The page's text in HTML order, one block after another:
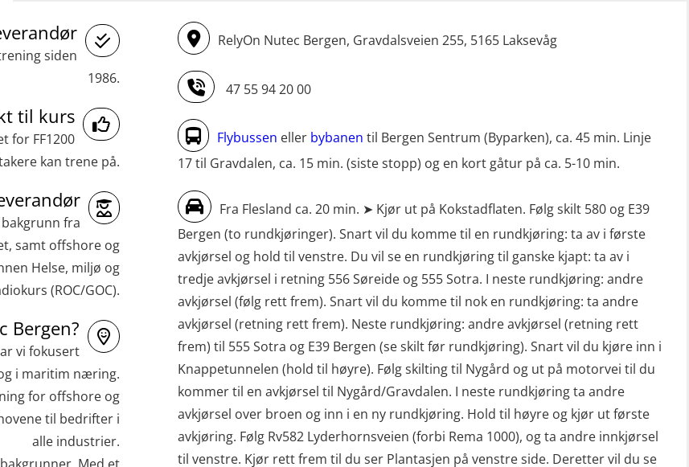
(MBSBLE024)
STCW Oppdatering videregående
sikkerhetskurs for offiserer og
Medisinsk behandling – Kombi
(MBSBLE021)
STCW kombi oppdatering offiserer og
med.behandling (MBS134)
STCW Kombi Oppdatering Offiserer og
Medisinsk Behandling med Webinar
(MBS1341)
STCW Oppdatering for offiserer 24 t
(MBS114)
STCW Medisinsk førstehjelp (MFA1081)
STCW Medisinsk førstehjelp
oppdatering (MBSBLE025)
STCW Oppdatering Medisinsk
siden
1986.
til kurs
for FF1200
kan trene på.
fra
samt offshore og
Helse, miljø og
(ROC/GOC).
Bergen?
vi fokusert
i maritim næring.
for offshore og
til bedrifter i
alle industrier.
RelyOn Nutec Bergen, Gravdalsveien 255, 5165 Laksevåg
47 55 94 20 00
Flybussen eller bybanen til Bergen Sentrum (Byparken), ca. 45 min. Linje
17 til Gravdalen, ca. 15 min. (siste stopp) og en kort gåtur på ca. 5-10 min.
Fra Flesland ca. 20 min. ➤ Kjør ut på Kokstadflaten. Følg skilt 580 og E39
Bergen (to rundkjøringer). Snart vil du komme til en rundkjøring: ta av i første
avkjørsel og hold til venstre. Du vil se en rundkjøring til ganske kjapt: ta av i
tredje avkjørsel i retning 556 Søreide og 555 Sotra. I neste rundkjøring: andre
avkjørsel (følg rett frem). Snart vil du komme til nok en rundkjøring: ta andre
avkjørsel (retning rett frem). Neste rundkjøring: andre avkjørsel (retning rett
frem) til 555 Sotra og E39 Bergen (se skilt før rundkjøring). Snart vil du kjøre inn i
Knappetunnelen (hold til høyre). Følg skilting til Nygård og ut på motorvei til du
kommer til en avkjørsel til Nygård/Gravdalen. I neste rundkjøring ta andre
avkjørsel over broen og inn i en ny rundkjøring. Hold til høyre og kjør ut første
avkjøring. Følg Rv582 Lyderhornsveien (forbi Rema 1000), og ta andre innkjørsel
til venstre. Kjør rett frem til du ser Plantasjen på venstre side. Deretter vil du se